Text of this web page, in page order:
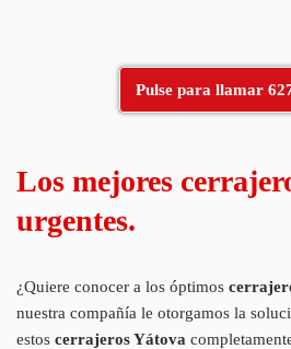
Pulse para llamar
Los mejores
urgentes.
¿Quiere conocer a los óptimos
nuestra compañía le otorgamos la
estos cerrajeros Yátova